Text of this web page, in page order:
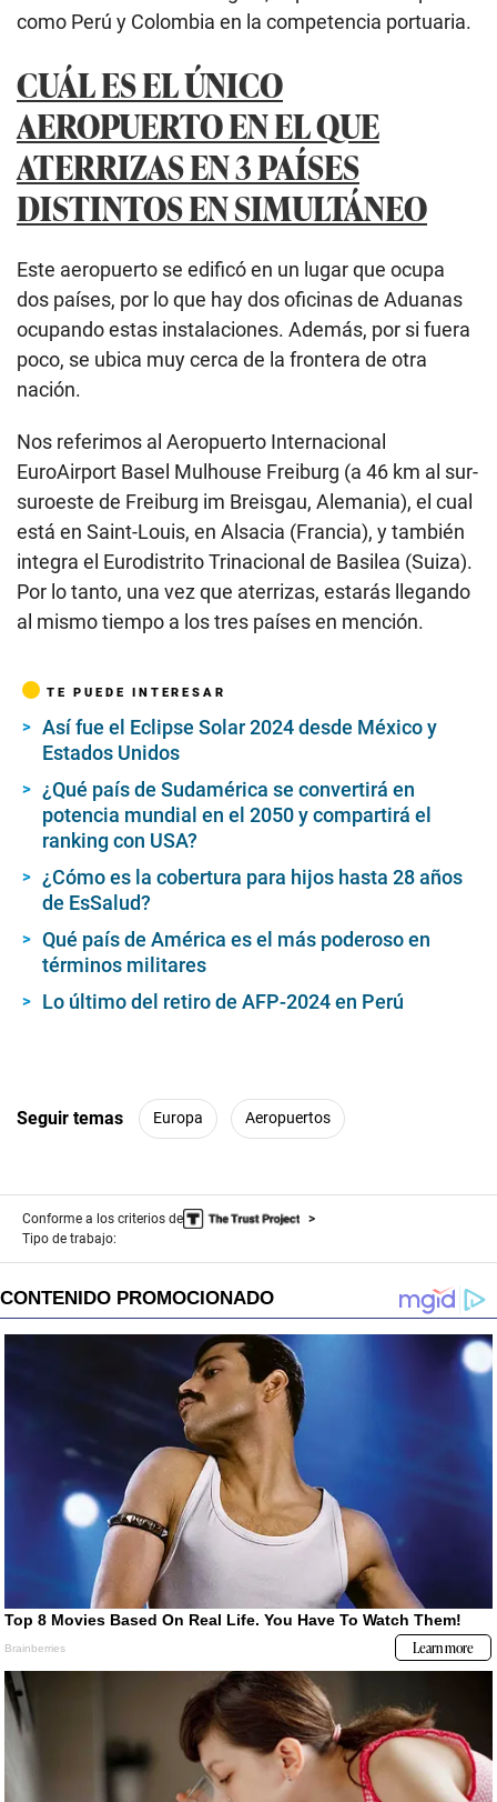
como Perú y Colombia en la competencia portuaria.
CUÁL ES EL ÚNICO
AEROPUERTO EN EL QUE
ATERRIZAS EN 3 PAÍSES
DISTINTOS EN SIMULTÁNEO
Este aeropuerto se edificó en un lugar que ocupa
dos países, por lo que hay dos oficinas de Aduanas
ocupando estas instalaciones. Además, por si fuera
poco, se ubica muy cerca de la frontera de otra
nación.
Nos referimos al Aeropuerto Internacional
EuroAirport Basel Mulhouse Freiburg (a 46 km al sur-
suroeste de Freiburg im Breisgau, Alemania), el cual
está en Saint-Louis, en Alsacia (Francia), y también
integra el Eurodistrito Trinacional de Basilea (Suiza).
Por lo tanto, una vez que aterrizas, estarás llegando
al mismo tiempo a los tres países en mención.
TE PUEDE INTERESAR
Así fue el Eclipse Solar 2024 desde México y
Estados Unidos
¿Qué país de Sudamérica se convertirá en
potencia mundial en el 2050 y compartirá el
ranking con USA?
¿Cómo es la cobertura para hijos hasta 28 años
de EsSalud?
Qué país de América es el más poderoso en
términos militares
Lo último del retiro de AFP-2024 en Perú
Seguir temas Europa Aeropuertos
Conforme a los criterios de
Tipo de trabajo: